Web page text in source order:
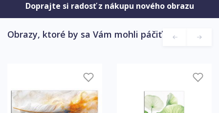
Doprajte si radosť z nákupu nového obrazu
Obrazy, ktoré by sa Vám mohli páčiť